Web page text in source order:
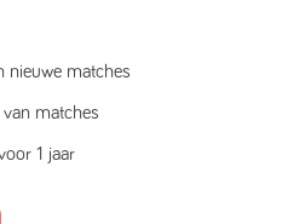
nieuwe matches
matches
1 jaar